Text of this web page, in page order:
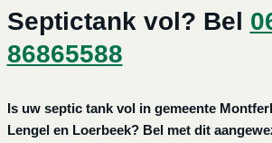
Septictank vol? Bel
86865588
Is uw septic tank vol in gemeente
Lengel en Loerbeek? Bel met dit